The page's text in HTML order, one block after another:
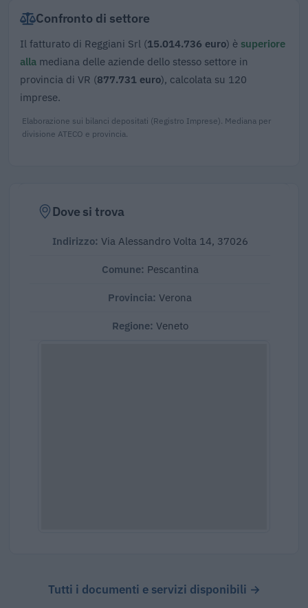
Confronto di settore
Il fatturato di Reggiani Srl (15.014.736 euro) è superiore
alla mediana delle aziende dello stesso settore in
provincia di VR (877.731 euro), calcolata su 120
imprese.
Elaborazione sui bilanci depositati (Registro Imprese). Mediana per
divisione ATECO e provincia.
Dove si trova
Indirizzo: Via Alessandro Volta 14, 37026
Comune: Pescantina
Provincia: Verona
Regione: Veneto
Tutti i documenti e servizi disponibili →